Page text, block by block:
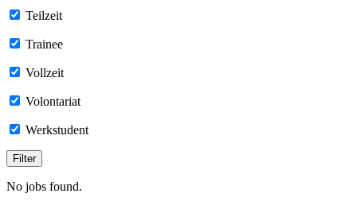
Teilzeit
Trainee
Vollzeit
Volontariat
Werkstudent
No jobs found.